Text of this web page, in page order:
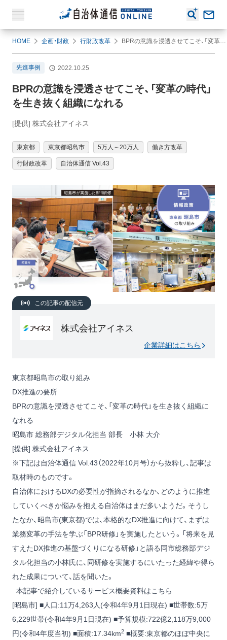
HOME 企画・財政 行財政改革 BPRの意識を浸透させてこそ、「変革の時代」を生き抜く組織になれる
先進事例 2022.10.25
BPRの意識を浸透させてこそ、「変革の時代」
を生き抜く組織になれる
[提供] 株式会社アイネス
東京都 東京都昭島市 5万人～20万人 働き方改革
行財政改革 自治体通信 Vol.43
この記事の配信元
株式会社アイネス
企業詳細はこちら
東京都昭島市の取り組み
DX推進の要所
BPRの意識を浸透させてこそ、「変革の時代」を生き抜く組織に
なれる
昭島市 総務部デジタル化担当 部長 小林 大介
[提供] 株式会社アイネス
※下記は自治体通信 Vol.43（2022年10月号）から抜粋し、記事は
取材時のものです。
自治体におけるDXの必要性が指摘されるなか、どのように推進
していくべきか悩みを抱える自治体はまだ多いようだ。そうし
たなか、昭島市(東京都)では、本格的なDX推進に向けて、まずは
業務変革の手法を学ぶ「BPR研修」を実施したという。「将来を見
すえたDX推進の基盤づくりになる研修」と語る同市総務部デジ
タル化担当の小林氏に、同研修を実施するにいたった経緯や得ら
れた成果について、話を聞いた。
本記事で紹介しているサービス概要資料はこちら
[昭島市] ■人口:11万4,263人(令和4年9月1日現在) ■世帯数:5万
6,229世帯(令和4年9月1日現在) ■予算規模:722億2,118万9,000
円(令和4年度当初) ■面積:17.34km2 ■概要:東京都のほぼ中央に